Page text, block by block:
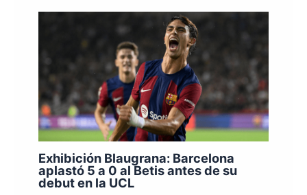
Exhibición Blaugrana: Barcelona
aplastó 5 a 0 al Betis antes de su
debut en la UCL